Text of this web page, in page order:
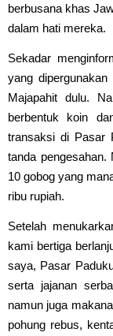
berbusana khas
dalam hati mereka.
Sekadar
yang
Majapahit dulu.
berbentuk koin
transaksi di Pasar
tanda pengesahan.
10 gobog yang
ribu rupiah.
Setelah
kami bertiga
saya, Pasar
serta jajanan
namun juga
pohung rebus,